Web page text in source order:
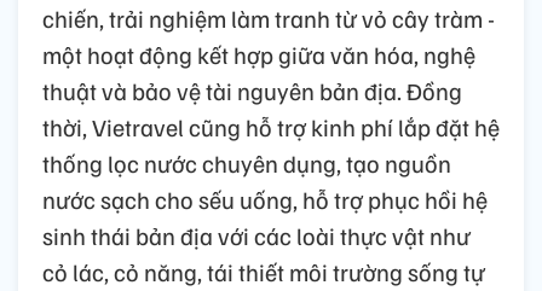
chiến, trải nghiệm làm tranh từ vỏ cây tràm -
một hoạt động kết hợp giữa văn hóa, nghệ
thuật và bảo vệ tài nguyên bản địa. Đồng
thời, Vietravel cũng hỗ trợ kinh phí lắp đặt hệ
thống lọc nước chuyên dụng, tạo nguồn
nước sạch cho sếu uống, hỗ trợ phục hồi hệ
sinh thái bản địa với các loài thực vật như
cỏ lác, cỏ năng, tái thiết môi trường sống tự